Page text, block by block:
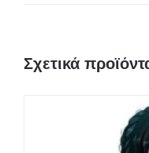
Σχετικά